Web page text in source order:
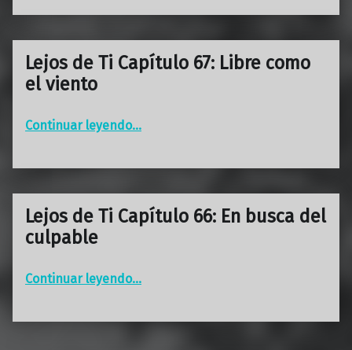
Lejos de Ti Capítulo 67: Libre como
el viento
Continuar leyendo“Lejos de Ti Capítulo 67: Libre como el viento”
…
Lejos de Ti Capítulo 66: En busca del
culpable
Continuar leyendo“Lejos de Ti Capítulo 66: En busca del culpable”
…